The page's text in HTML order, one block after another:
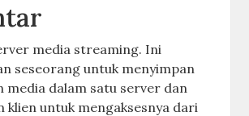
media streaming. Ini
seseorang untuk menyimpan
media dalam satu server dan
klien untuk mengaksesnya dari